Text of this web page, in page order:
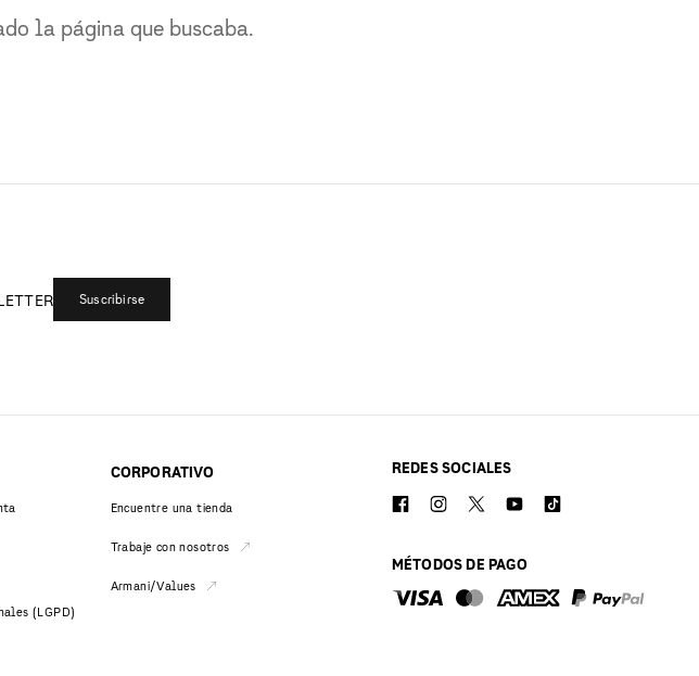
la página que buscaba.
Suscribirse
(LGPD)
CORPORATIVO
Encuentre una tienda
Trabaje con nosotros
Armani/Values
REDES SOCIALES
MÉTODOS DE PAGO